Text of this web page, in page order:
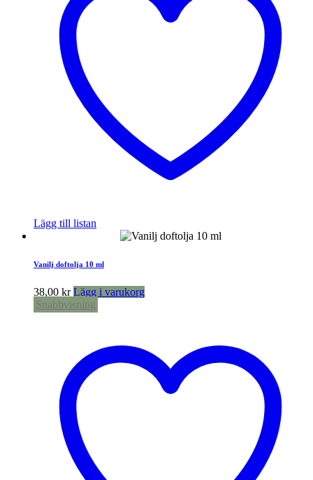
Lägg till listan
Vanilj doftolja 10 ml
38,00 kr Lägg i varukorg
Snabbvisning